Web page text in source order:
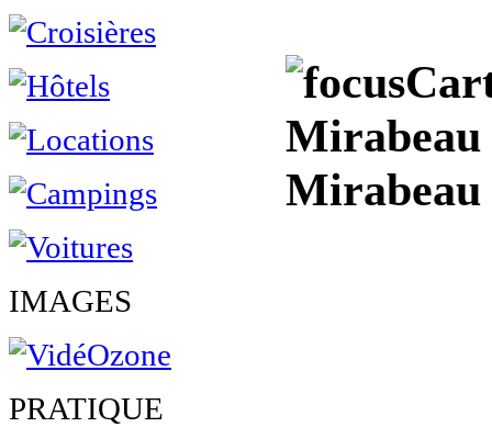
IMAGES
PRATIQUE
Mirabeau
Mirabeau